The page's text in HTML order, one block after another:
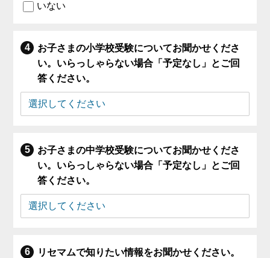
いない
お子さまの小学校受験についてお聞かせくださ
い。いらっしゃらない場合「予定なし」とご回
答ください。
お子さまの中学校受験についてお聞かせくださ
い。いらっしゃらない場合「予定なし」とご回
答ください。
リセマムで知りたい情報をお聞かせください。